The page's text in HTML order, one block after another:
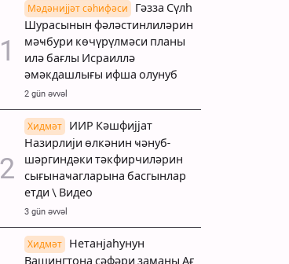
Мәдәнијјәт сәһифәси
Гәзза Сүлһ
Шурасынын фәләстинлиләрин
мәҹбури көчүрүлмәси планы
илә бағлы Исраиллә
әмәкдашлығы ифша олунуб
2 gün əvvəl
Хидмәт
ИИР Кәшфијјат
Назирлији өлкәнин ҹәнуб-
шәргиндәки тәкфирчиләрин
сығынаҹагларына басгынлар
етди \ Видео
3 gün əvvəl
Хидмәт
Нетанјаһунун
Вашингтона сәфәри заманы Ағ